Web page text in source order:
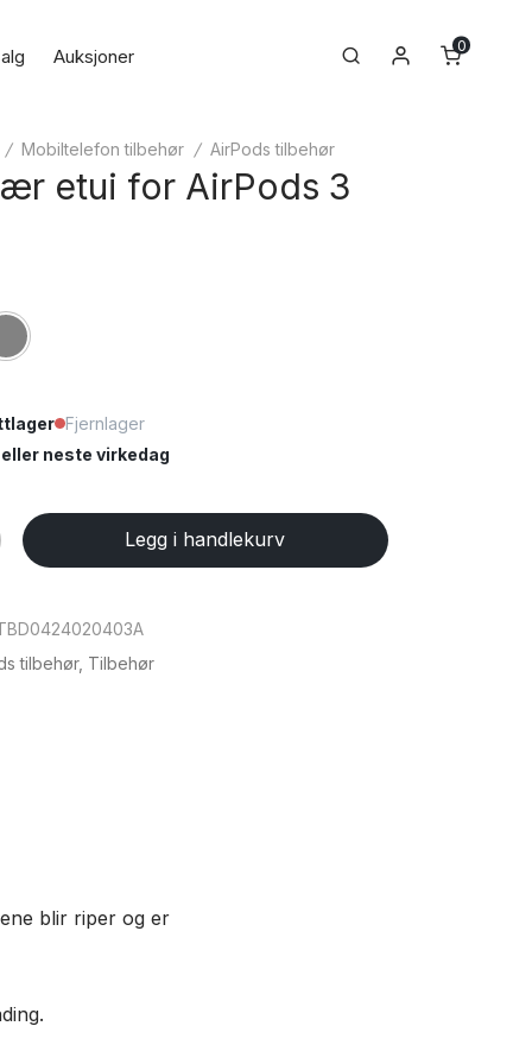
Auksjoner Search Min konto
0
/ Mobiltelefon tilbehør / AirPods tilbehør
etui for AirPods 3
Fjernlager
neste virkedag
Legg i handlekurv
tilbehør, Tilbehør
blir riper og er